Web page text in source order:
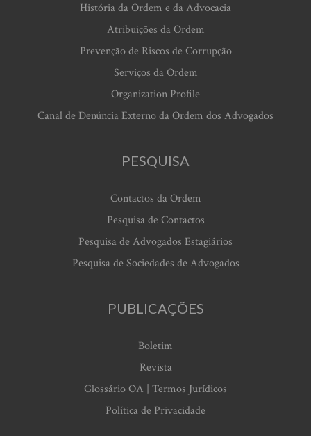
História da Ordem e da Advocacia
Atribuições da Ordem
Prevenção de Riscos de Corrupção
Serviços da Ordem
Organization Profile
Canal de Denúncia Externo da Ordem dos Advogados
PESQUISA
Contactos da Ordem
Pesquisa de Contactos
Pesquisa de Advogados Estagiários
Pesquisa de Sociedades de Advogados
PUBLICAÇÕES
Boletim
Revista
Glossário OA | Termos Jurídicos
Política de Privacidade